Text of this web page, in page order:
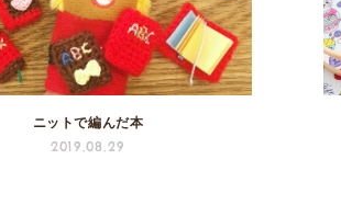
ニットで編んだ本
2019.08.29